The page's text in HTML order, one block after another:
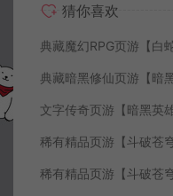
猜你喜欢